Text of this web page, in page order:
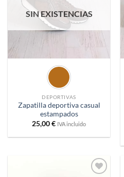
SIN EXISTENCIAS
DEPORTIVAS
Zapatilla deportiva casual
estampados
25,00€ IVA incluido